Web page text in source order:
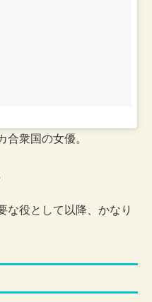
合衆国の女優。
な役として以降、かなり